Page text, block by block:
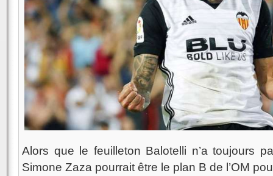
Alors que le feuilleton Balotelli n’a toujours
Simone Zaza pourrait être le plan B de l’OM